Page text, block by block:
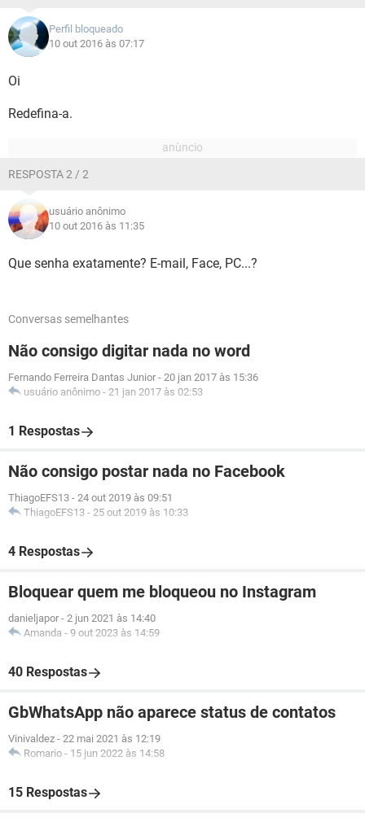
Perfil bloqueado
10 out 2016 às 07:17
Oi
Redefina-a.
RESPOSTA 2 / 2
usuário anônimo
10 out 2016 às 11:35
Que senha exatamente? E-mail, Face, PC...?
Conversas semelhantes
Não consigo digitar nada no word
Fernando Ferreira Dantas Junior - 20 jan 2017 às 15:36
usuário anônimo - 21 jan 2017 às 02:53
1 Respostas
Não consigo postar nada no Facebook
ThiagoEFS13 - 24 out 2019 às 09:51
ThiagoEFS13 - 25 out 2019 às 10:33
4 Respostas
Bloquear quem me bloqueou no Instagram
danieljapor - 2 jun 2021 às 14:40
Amanda - 9 out 2023 às 14:59
40 Respostas
GbWhatsApp não aparece status de contatos
Vinivaldez - 22 mai 2021 às 12:19
Romario - 15 jun 2022 às 14:58
15 Respostas